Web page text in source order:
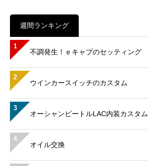
週間ランキング
1
不調発生！ｅキャブのセッティング
2
ウインカースイッチのカスタム
3
オーシャンビートルLAC内装カスタム
4
オイル交換